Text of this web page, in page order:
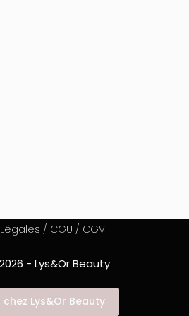
/ CGU / CGV
- Lys&Or Beauty
chez Lys&Or Beauty